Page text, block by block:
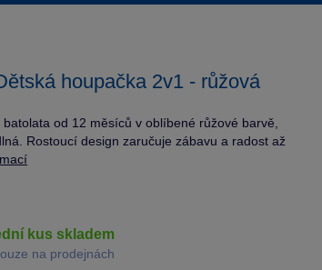
houpačka 2v1 - růžová
od 12 měsíců v oblíbené růžové barvě,
Rostoucí design zaručuje zábavu a radost až
kus skladem
na prodejnách